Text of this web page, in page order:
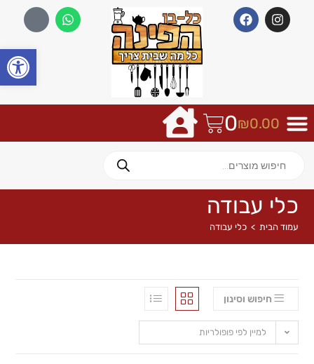
₪0.00
0
כלי עבודה
עמוד הבית > כלי עבודה
חיפוש וסינון
למיין לפי פופולריות